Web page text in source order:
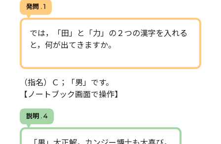
発問 . 1
では，「田」と「力」の２つの漢字を入れる
と，何が出てきますか。
（指名）Ｃ；「男」です。
【ノートブック画面で操作】
説明 . 4